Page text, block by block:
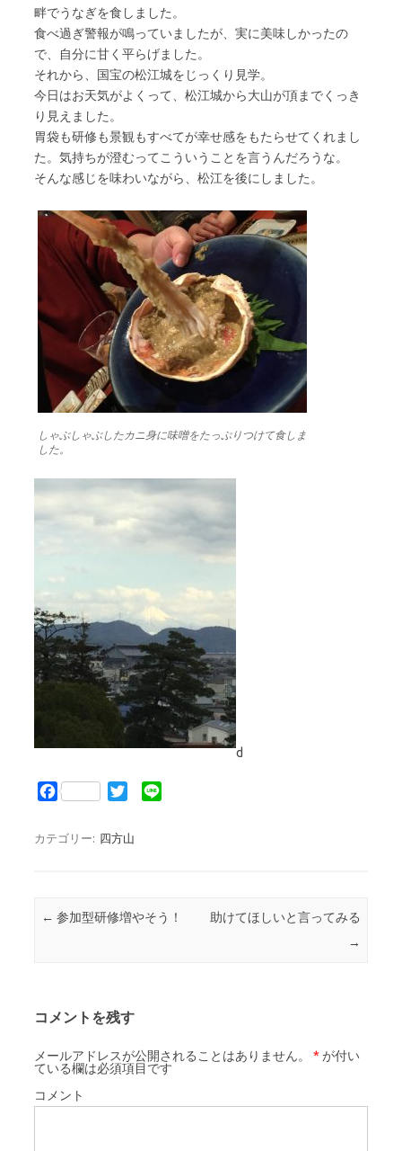
畔でうなぎを食しました。
食べ過ぎ警報が鳴っていましたが、実に美味しかったの
で、自分に甘く平らげました。
それから、国宝の松江城をじっくり見学。
今日はお天気がよくって、松江城から大山が頂までくっき
り見えました。
胃袋も研修も景観もすべてが幸せ感をもたらせてくれまし
た。気持ちが澄むってこういうことを言うんだろうな。
そんな感じを味わいながら、松江を後にしました。
しゃぶしゃぶしたカニ身に味噌をたっぷりつけて食しま
した。
d
F
o
k
i
r
カテゴリー: 四方山
投稿ナビゲーション
← 参加型研修増やそう！
助けてほしいと言ってみる
→
コメントを残す
メールアドレスが公開されることはありません。 * が付い
ている欄は必須項目です
コメント